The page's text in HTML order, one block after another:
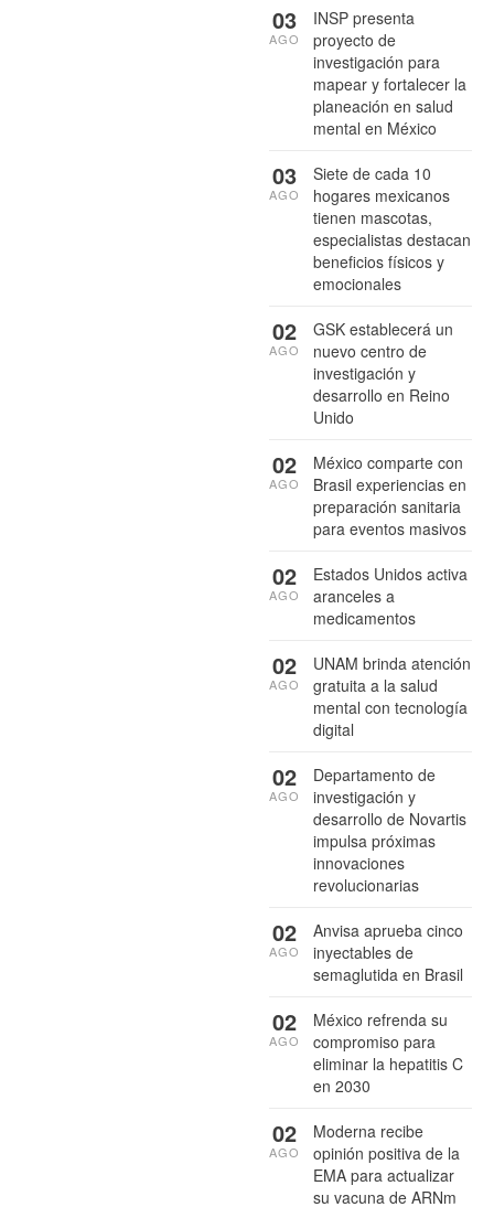
INSP presenta
proyecto de
investigación para
mapear y fortalecer la
planeación en salud
mental en México
03
AGO
Siete de cada 10
hogares mexicanos
tienen mascotas,
especialistas destacan
beneficios físicos y
emocionales
03
AGO
GSK establecerá un
nuevo centro de
investigación y
desarrollo en Reino
Unido
02
AGO
México comparte con
Brasil experiencias en
preparación sanitaria
para eventos masivos
02
AGO
Estados Unidos activa
aranceles a
medicamentos
02
AGO
UNAM brinda atención
gratuita a la salud
mental con tecnología
digital
02
AGO
Departamento de
investigación y
desarrollo de Novartis
impulsa próximas
innovaciones
revolucionarias
02
AGO
Anvisa aprueba cinco
inyectables de
semaglutida en Brasil
02
AGO
México refrenda su
compromiso para
eliminar la hepatitis C
en 2030
02
AGO
Moderna recibe
opinión positiva de la
EMA para actualizar
su vacuna de ARNm
02
AGO